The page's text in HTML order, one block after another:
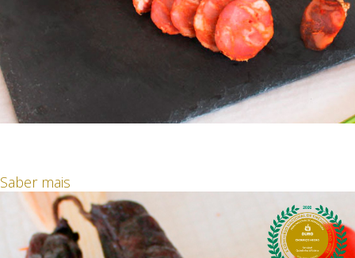
Saber mais